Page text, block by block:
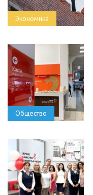
Экономика
Общество